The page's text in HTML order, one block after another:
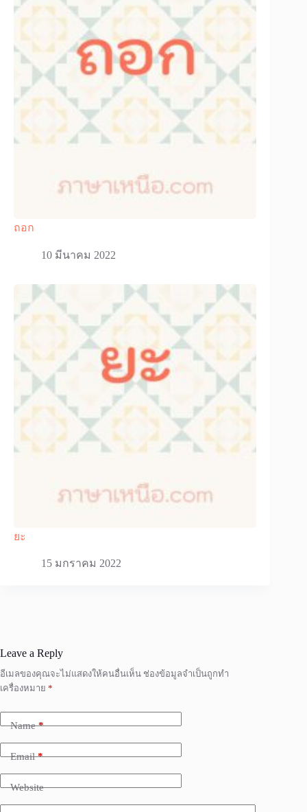
ถอก
10 มีนาคม 2022
ยะ
15 มกราคม 2022
Leave a Reply
อีเมลของคุณจะไม่แสดงให้คนอื่นเห็น ช่องข้อมูลจำเป็นถูกทำ
เครื่องหมาย *
Name*
Email*
Website